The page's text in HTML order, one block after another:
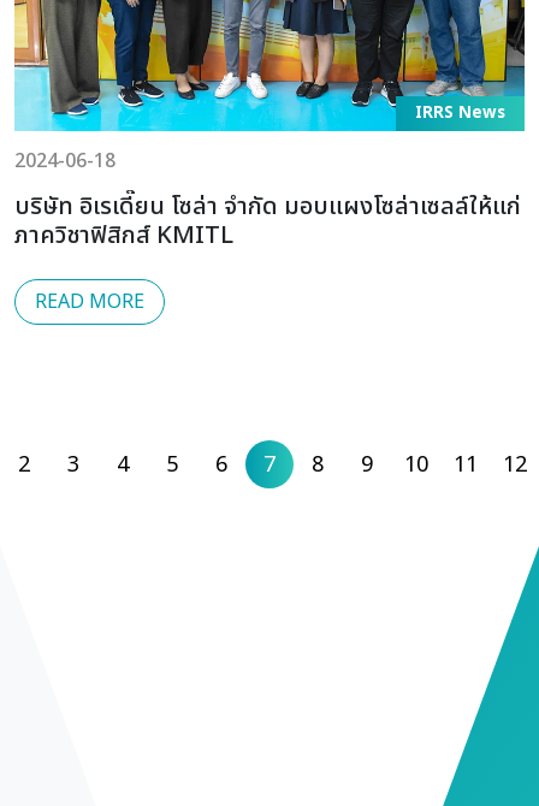
IRRS News
2024-06-18
บริษัท อิเรเดี๊ยน โซล่า จำกัด มอบแผงโซล่าเซลล์ให้แก่
ภาควิชาฟิสิกส์ KMITL
READ MORE
2 3 4 5 6 7 8 9 10 11 12